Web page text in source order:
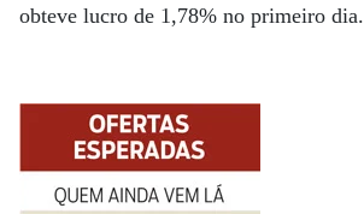
obteve lucro de 1,78% no primeiro dia.